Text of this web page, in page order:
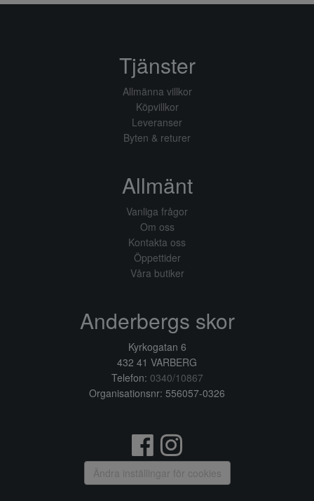
Tjänster
Allmänna villkor
Köpvillkor
Leveranser
Byten & returer
Allmänt
Vanliga frågor
Om oss
Kontakta oss
Öppettider
Våra butiker
Anderbergs skor
Kyrkogatan 6
432 41 VARBERG
Telefon: 0340/10867
Organisationsnr: 556057-0326
Ändra inställingar för cookies